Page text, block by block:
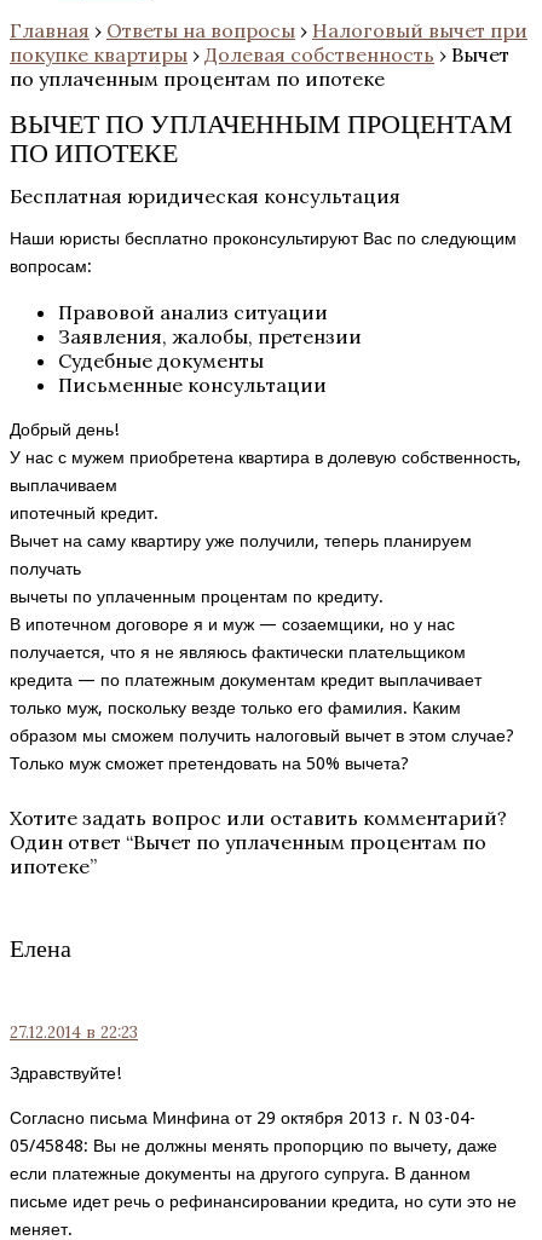
Главная › Ответы на вопросы › Налоговый вычет при
покупке квартиры › Долевая собственность › Вычет
по уплаченным процентам по ипотеке
ВЫЧЕТ ПО УПЛАЧЕННЫМ ПРОЦЕНТАМ
ПО ИПОТЕКЕ
Бесплатная юридическая консультация
Наши юристы бесплатно проконсультируют Вас по следующим
вопросам:
Правовой анализ ситуации
Заявления, жалобы, претензии
Судебные документы
Письменные консультации
Добрый день!
У нас с мужем приобретена квартира в долевую собственность,
выплачиваем
ипотечный кредит.
Вычет на саму квартиру уже получили, теперь планируем
получать
вычеты по уплаченным процентам по кредиту.
В ипотечном договоре я и муж — созаемщики, но у нас
получается, что я не являюсь фактически плательщиком
кредита — по платежным документам кредит выплачивает
только муж, поскольку везде только его фамилия. Каким
образом мы сможем получить налоговый вычет в этом случае?
Только муж сможет претендовать на 50% вычета?
Хотите задать вопрос или оставить комментарий?
Один ответ “Вычет по уплаченным процентам по
ипотеке”
Елена
27.12.2014 в 22:23
Здравствуйте!
Согласно письма Минфина от 29 октября 2013 г. N 03-04-
05/45848: Вы не должны менять пропорцию по вычету, даже
если платежные документы на другого супруга. В данном
письме идет речь о рефинансировании кредита, но сути это не
меняет.